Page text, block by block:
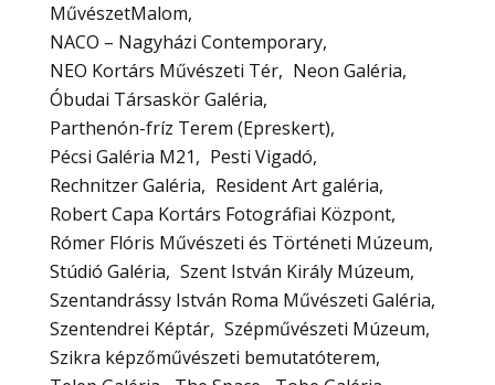
MűvészetMalom
NACO – Nagyházi Contemporary
NEO Kortárs Művészeti Tér
Neon Galéria
Óbudai Társaskör Galéria
Parthenón-fríz Terem (Epreskert)
Pécsi Galéria M21
Pesti Vigadó
Rechnitzer Galéria
Resident Art galéria
Robert Capa Kortárs Fotográfiai Központ
Rómer Flóris Művészeti és Történeti Múzeum
Stúdió Galéria
Szent István Király Múzeum
Szentandrássy István Roma Művészeti Galéria
Szentendrei Képtár Szépművészeti Múzeum
Szikra képzőművészeti bemutatóterem